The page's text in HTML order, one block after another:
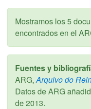
Mostramos los 5
encontrados en el
Fuentes y
ARG, Arquivo do
Datos de ARG
de 2013.